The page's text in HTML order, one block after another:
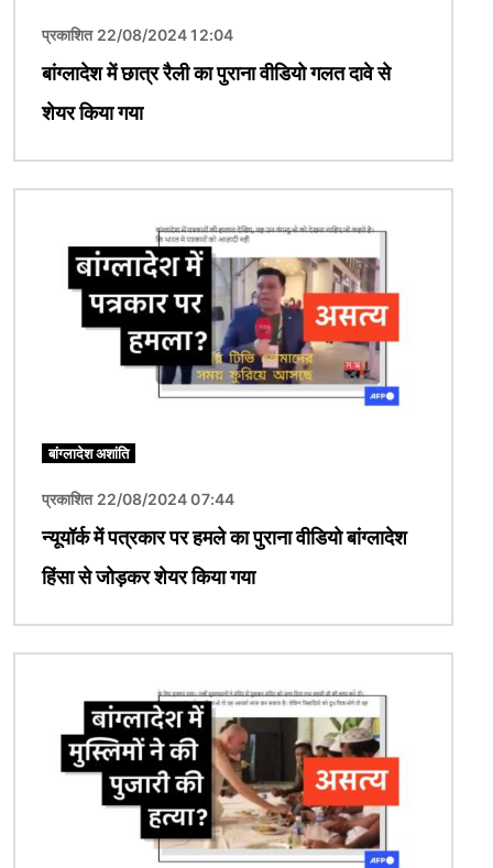
प्रकाशित 22/08/2024 12:04
बांग्लादेश में छात्र रैली का पुराना वीडियो गलत दावे से
शेयर किया गया
बांग्लादेश अशांति
प्रकाशित 22/08/2024 07:44
न्यूयॉर्क में पत्रकार पर हमले का पुराना वीडियो बांग्लादेश
हिंसा से जोड़कर शेयर किया गया